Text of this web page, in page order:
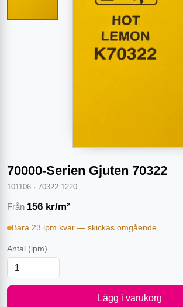
70000-Serien Gjuten 70322
101106 · 70322 1220
Från 156 kr/m²
Bara 23 lpm kvar — skickas omgående
Antal (lpm)
Lägg i varukorg